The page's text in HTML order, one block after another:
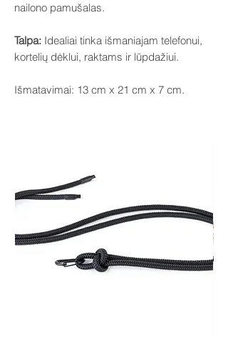
nailono pamušalas.
Talpa: Idealiai tinka išmaniajam telefonui,
kortelių dėklui, raktams ir lūpdažiui.
Išmatavimai: 13 cm x 21 cm x 7 cm.